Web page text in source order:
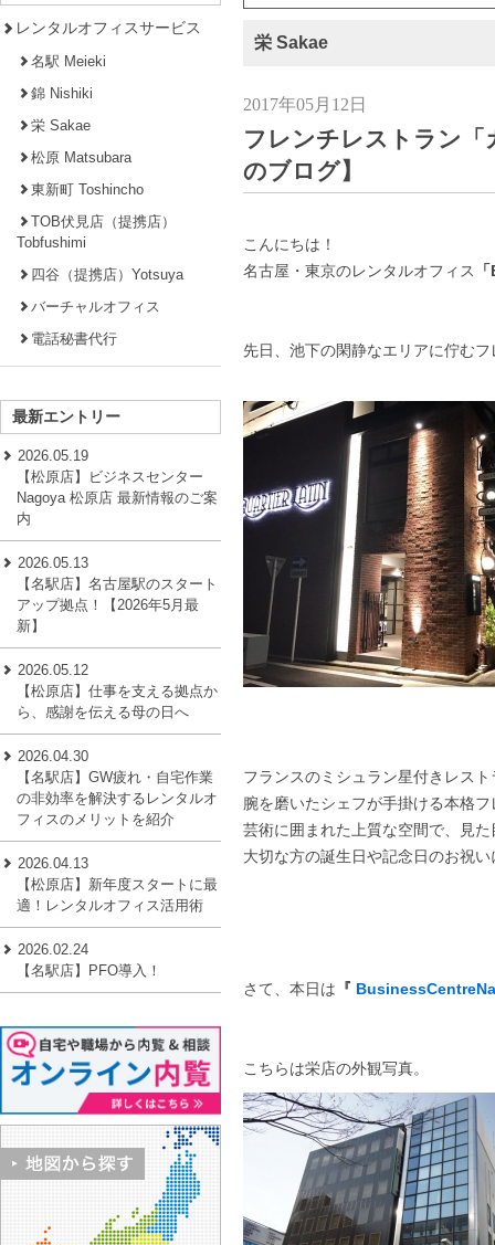
栄 Sakae
2017年05月12日
フレンチレストラン
のブログ】
こんにちは！
名古屋・東京のレンタルオフィス
先日、池下の閑静なエリアに佇む
フランスのミシュラン星付きレス
腕を磨いたシェフが手掛ける本格フ
芸術に囲まれた上質な空間で、見
大切な方の誕生日や記念日のお祝
さて、本日は 『
こちらは栄店の外観写真。
レンタルオフィスサービス
名駅 Meieki
錦 Nishiki
栄 Sakae
松原 Matsubara
東新町 Toshincho
TOB伏見店（提携店）
Tobfushimi
四谷（提携店）Yotsuya
バーチャルオフィス
電話秘書代行
最新エントリー
2026.05.19
【松原店】ビジネスセンター
Nagoya 松原店 最新情報のご案
内
2026.05.13
【名駅店】名古屋駅のスタート
アップ拠点！【2026年5月最
新】
2026.05.12
【松原店】仕事を支える拠点か
ら、感謝を伝える母の日へ
2026.04.30
【名駅店】GW疲れ・自宅作業
の非効率を解決するレンタルオ
フィスのメリットを紹介
2026.04.13
【松原店】新年度スタートに最
適！レンタルオフィス活用術
2026.02.24
【名駅店】PFO導入！